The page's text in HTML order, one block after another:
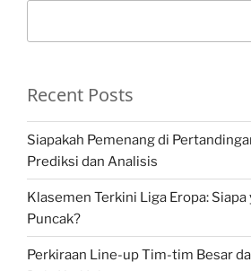
Recent Posts
Siapakah Pemenang di
Prediksi dan Analisis
Klasemen Terkini Liga Eropa: Siapa
Puncak?
Perkiraan Line-up Tim-tim Besar